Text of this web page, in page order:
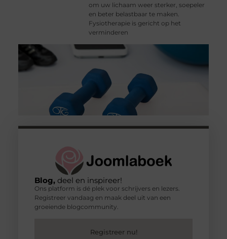
om uw lichaam weer sterker, soepeler
en beter belastbaar te maken.
Fysiotherapie is gericht op het
verminderen
Blog,deel en inspireer!
Ons platform is dé plek voor schrijvers en lezers.
Registreer vandaag en maak deel uit van een
groeiende blogcommunity.
Registreer nu!